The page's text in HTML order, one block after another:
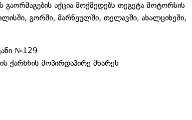
აქცია მოქმედებს თეგეტა მოტორსის
გორში, მარნეულში, თელავში, ახალციხეში,
№129
მოპირდაპირე მხარეს